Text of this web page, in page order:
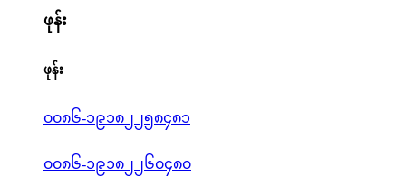
ဖုန်း
ဖုန်း
၀၀၈၆-၁၉၁၈၂၂၅၈၄၈၁
၀၀၈၆-၁၉၁၈၂၂၆၀၄၈၀